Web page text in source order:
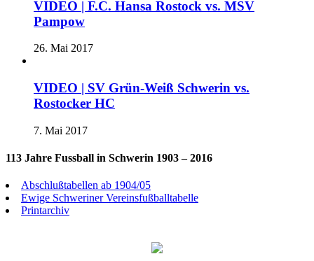
VIDEO | F.C. Hansa Rostock vs. MSV
Pampow
26. Mai 2017
VIDEO | SV Grün-Weiß Schwerin vs.
Rostocker HC
7. Mai 2017
113 Jahre Fussball in Schwerin 1903 – 2016
Abschlußtabellen ab 1904/05
Ewige Schweriner Vereinsfußballtabelle
Printarchiv